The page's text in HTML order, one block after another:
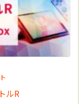
検索
ルR